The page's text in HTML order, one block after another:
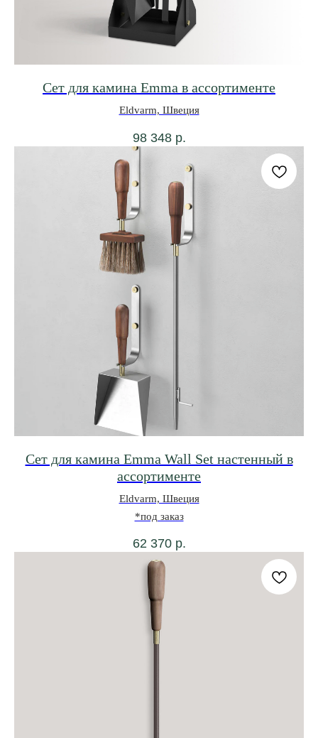
Сет для камина Emma в ассортименте
Eldvarm, Швеция
98 348 р.
Сет для камина Emma Wall Set настенный в
ассортименте
Eldvarm, Швеция
*под заказ
62 370 р.